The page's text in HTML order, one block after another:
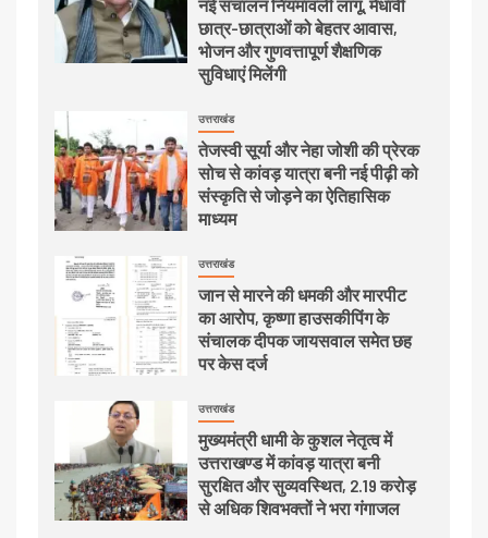
नई संचालन नियमावली लागू, मेधावी
छात्र-छात्राओं को बेहतर आवास,
भोजन और गुणवत्तापूर्ण शैक्षणिक
सुविधाएं मिलेंगी
उत्तराखंड
तेजस्वी सूर्या और नेहा जोशी की प्रेरक
सोच से कांवड़ यात्रा बनी नई पीढ़ी को
संस्कृति से जोड़ने का ऐतिहासिक
माध्यम
उत्तराखंड
जान से मारने की धमकी और मारपीट
का आरोप, कृष्णा हाउसकीपिंग के
संचालक दीपक जायसवाल समेत छह
पर केस दर्ज
उत्तराखंड
मुख्यमंत्री धामी के कुशल नेतृत्व में
उत्तराखण्ड में कांवड़ यात्रा बनी
सुरक्षित और सुव्यवस्थित, 2.19 करोड़
से अधिक शिवभक्तों ने भरा गंगाजल